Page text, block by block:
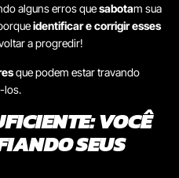
alguns erros quesabotam sua
identificar e corrigir esses
a progredir!
que podem estar travando
los.
VOCÊ
SEUS